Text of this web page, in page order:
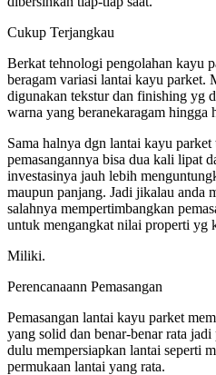
Cukup Terjangkau
Berkat tehnologi pengolahan kayu
beragam variasi lantai kayu parket.
digunakan tekstur dan finishing yg
warna yang beranekaragam hingga
Sama halnya dgn lantai kayu
pemasangannya bisa dua kali lipat
investasinya jauh lebih
maupun panjang. Jadi jikalau anda
salahnya mempertimbangkan
untuk mengangkat nilai properti yg
Miliki.
Perencanaann Pemasangan
Pemasangan lantai kayu parket
yang solid dan benar-benar rata
dulu mempersiapkan lantai seperti
permukaan lantai yang rata.